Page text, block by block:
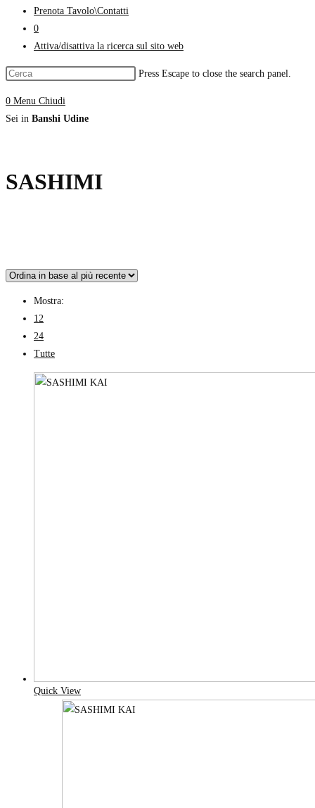
Prenota Tavolo\Contatti
0
Attiva/disattiva la ricerca sul sito web
Press Escape to close the search panel.
0 Menu Chiudi
Sei in Banshi Udine
SASHIMI
Mostra:
12
24
Tutte
Quick View